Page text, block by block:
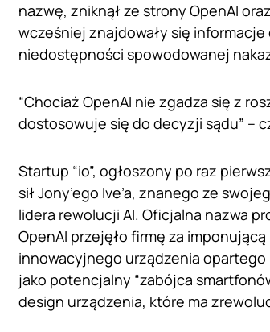
nazwę, zniknął ze strony OpenAI
wcześniej znajdowały się
niedostępności spowodowanej
“Chociaż OpenAI nie zgadza się z
dostosowuje się do decyzji sądu” –
Startup “io”, ogłoszony po raz
sił Jony’ego Ive’a, znanego ze
lidera rewolucji AI. Oficjalna nazwa
OpenAI przejęło firmę za
innowacyjnego urządzenia
jako potencjalny “zabójca
design urządzenia, które ma